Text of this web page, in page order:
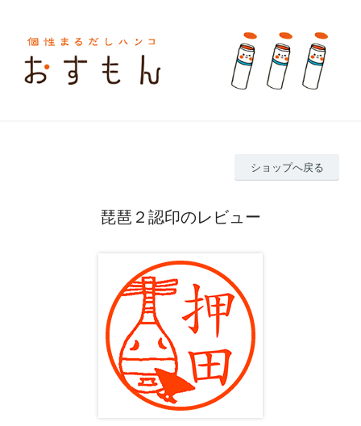
ショップへ戻る
琵琶２認印のレビュー